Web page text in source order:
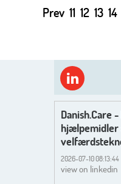
Prev 11 12 13 14
Danish.Care
hjælpemidler
2026-07-10 08:13:44
view on linkedin